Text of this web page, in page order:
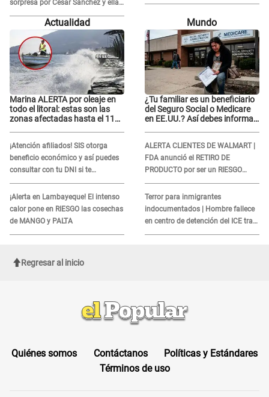
sorpresa por César Sánchez y ella
evidencia su REACCIÓN: Le agarró
Actualidad
Marina ALERTA por oleaje en
todo el litoral: estas son las
zonas afectadas hasta el 11
¡Atención afiliados! SIS otorga
beneficio económico y así puedes
consultar con tu DNI si te
corresponde
¡Alerta en Lambayeque! El intenso
calor pone en RIESGO las cosechas
de MANGO y PALTA
Mundo
¿Tu familiar es un beneficiario
del Seguro Social o Medicare
en EE.UU.? Así debes informar
ALERTA CLIENTES DE WALMART |
FDA anunció el RETIRO DE
PRODUCTO por ser un RIESGO
MORTAL para consumidores: ¿Cuál
es?
Terror para inmigrantes
indocumentados | Hombre fallece
en centro de detención del ICE tras
sufrir una "emergencia médica"
Regresar al inicio
Quiénes somos Contáctanos
Políticas y Estándares
Términos de uso